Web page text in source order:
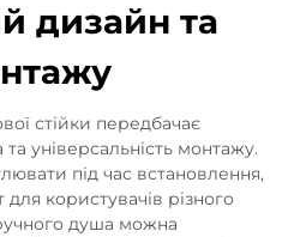
дизайн та
стійки передбачає
універсальність монтажу.
під час встановлення,
користувачів різного
душа можна